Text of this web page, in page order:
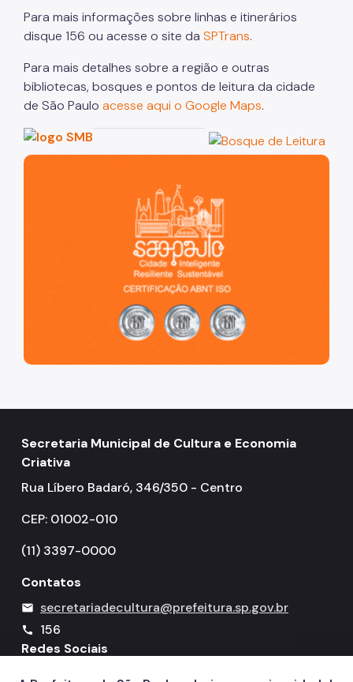
Para mais informações sobre linhas e itinerários
disque 156 ou acesse o site da SPTrans.
Para mais detalhes sobre a região e outras
bibliotecas, bosques e pontos de leitura da cidade
de São Paulo acesse aqui o Google Maps.
São Paulo, cidade inteligente, resiliente e sustentável
Secretaria Municipal de Cultura e Economia
Criativa
Rua Líbero Badaró, 346/350 - Centro
CEP: 01002-010
(11) 3397-0000
Contatos
mail secretariadecultura@prefeitura.sp.gov.br
call
156
Redes Sociais